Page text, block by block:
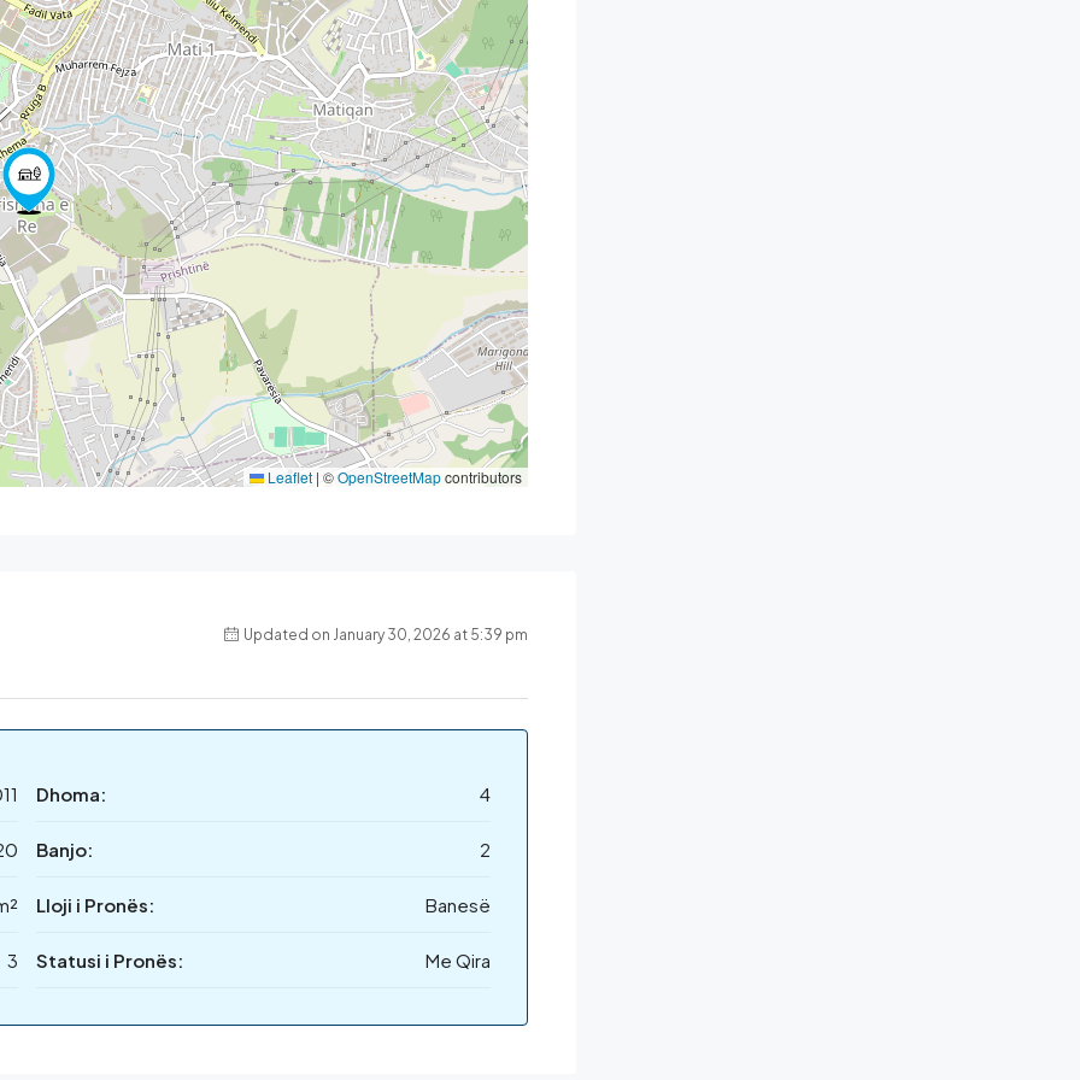
Leaflet | ©OpenStreetMapcontributors
Updated on January 30, 2026 at 5:39 pm
3
Dhoma: 4
Banjo: 2
Lloji i Pronës: Banesë
Statusi i Pronës: Me Qira